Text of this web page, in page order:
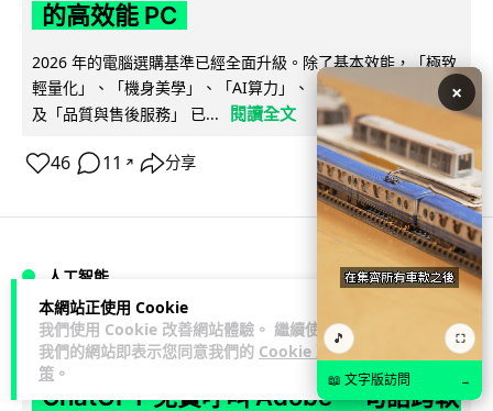
本網站正使用 Cookie
我們使用 Cookie 改善網站體驗。 繼續使用
我們的網站即表示您同意我們的 Cookie 政
策 。
的高效能 PC
2026 年的電腦選購基準已經全面升級。除了基本效能，「極致
輕量化」、「機身美學」、「AI算力」、「前瞻技術加持」以
及「品質與售後服務」 已...
閱讀全文
46 11 ↗ 分享
人工智能
Vin 2 日
ChatGPT 免費呼叫 Adobe 一句話跨軟
×
🎵 ⛶
📖 文字版訪問 →